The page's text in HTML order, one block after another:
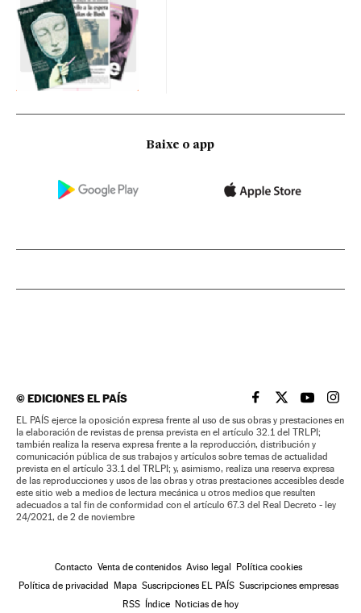
Baixe o app
©EDICIONES EL PAÍS EL PAÍS BRASIL EN
EL PAÍSEL PAÍS
EL
EL PAÍS ejerce la oposición expresa frente al uso de sus obras y prestaciones en
la elaboración de revistas de prensa prevista en el artículo 32.1 del TRLPI;
también realiza la reserva expresa frente a la reproducción, distribución y
comunicación pública de sus trabajos y artículos sobre temas de actualidad
prevista en el artículo 33.1 del TRLPI; y, asimismo, realiza una reserva expresa
de las reproducciones y usos de las obras y otras prestaciones accesibles desde
este sitio web a medios de lectura mecánica u otros medios que resulten
adecuados a tal fin de conformidad con el artículo 67.3 del Real Decreto - ley
24/2021, de 2 de noviembre
Contacto Venta de contenidos Aviso legal Política cookies
Política de privacidad Mapa Suscripciones EL PAÍS Suscripciones empresas
RSS Índice Noticias de hoy